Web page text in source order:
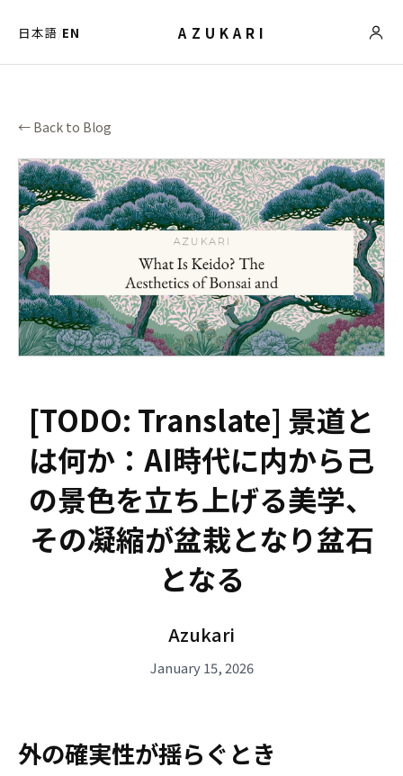
日本語/EN AZUKARI
← Back to Blog
[TODO: Translate] 景道と
は何か：AI時代に内から己
の景色を立ち上げる美学、
その凝縮が盆栽となり盆石
となる
Azukari
January 15, 2026
外の確実性が揺らぐとき